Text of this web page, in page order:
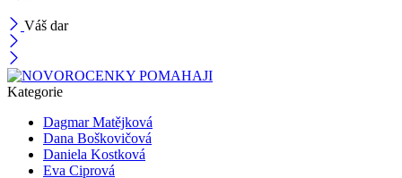
Váš dar
Kategorie
Dagmar Matějková
Dana Boškovičová
Daniela Kostková
Eva Ciprová